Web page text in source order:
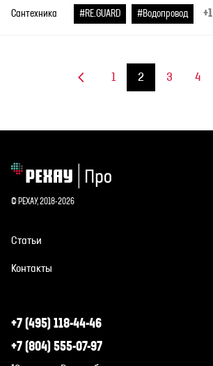
Сантехника #RE.GUARD #Водопровод +1
1 2 3 4
© РЕХАУ, 2018-2026
Статьи
Контакты
+7 (495) 118-44-46
+7 (804) 555-07-97